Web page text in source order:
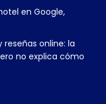
en Google,
online: la
no explica cómo